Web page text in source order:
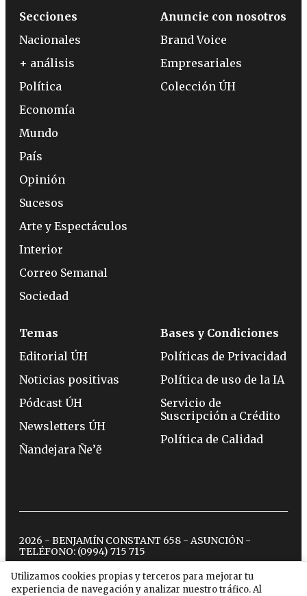
Utilizamos cookies propias y terceros para mejorar tu
experiencia de navegación y analizar nuestro tráfico. Al
Secciones
Nacionales
+ análisis
Política
Economía
Mundo
País
Opinión
Sucesos
Arte y Espectáculos
Interior
Correo Semanal
Sociedad
Anuncie con nosotros
Brand Voice
Empresariales
Colección ÚH
Temas
Editorial ÚH
Noticias positivas
Pódcast ÚH
Newsletters ÚH
Ñandejara Ñe’ẽ
Bases y Condiciones
Políticas de Privacidad
Política de uso de la IA
Servicio de
Suscripción a Crédito
Política de Calidad
2026 - BENJAMÍN CONSTANT 658 - ASUNCIÓN -
TELÉFONO: (0994) 715 715